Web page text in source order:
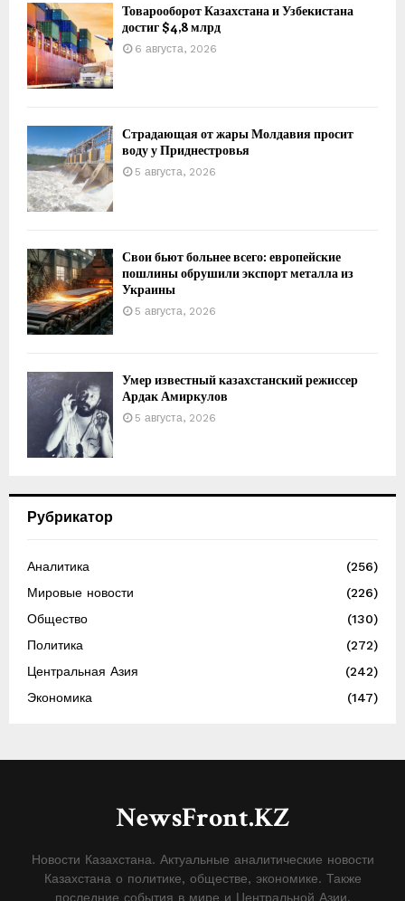
Товарооборот Казахстана и Узбекистана
достиг $4,8 млрд
6 августа, 2026
Страдающая от жары Молдавия просит
воду у Приднестровья
5 августа, 2026
Свои бьют больнее всего: европейские
пошлины обрушили экспорт металла из
Украины
5 августа, 2026
Умер известный казахстанский режиссер
Ардак Амиркулов
5 августа, 2026
Рубрикатор
Аналитика
(256)
Мировые новости
(226)
Общество
(130)
Политика
(272)
Центральная Азия
(242)
Экономика
(147)
NewsFront.KZ
Новости Казахстана. Актуальные аналитические новости
Казахстана о политике, обществе, экономике. Также
последние события в мире и Центральной Азии.